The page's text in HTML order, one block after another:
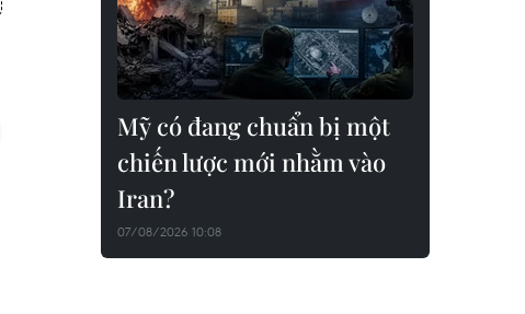
Mỹ có đang chuẩn bị một
chiến lược mới nhằm vào
Iran?
07/08/2026 10:08